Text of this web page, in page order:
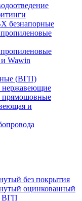
безнапорные
Wawin
(ВГП)
нержавеющие
прямошовные
и
без покрытия
оцинкованный
ВГП